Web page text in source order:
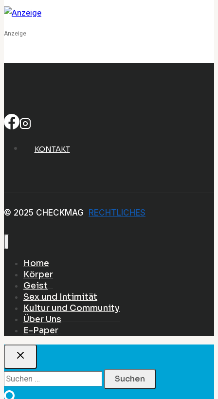
Anzeige
KONTAKT
© 2025 CHECKMAG RECHTLICHES
Home
Körper
Geist
Sex und Intimität
Kultur und Community
Über Uns
E-Paper
Suchen
nach: